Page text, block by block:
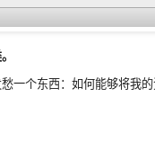
一个东西：如何能够将我的